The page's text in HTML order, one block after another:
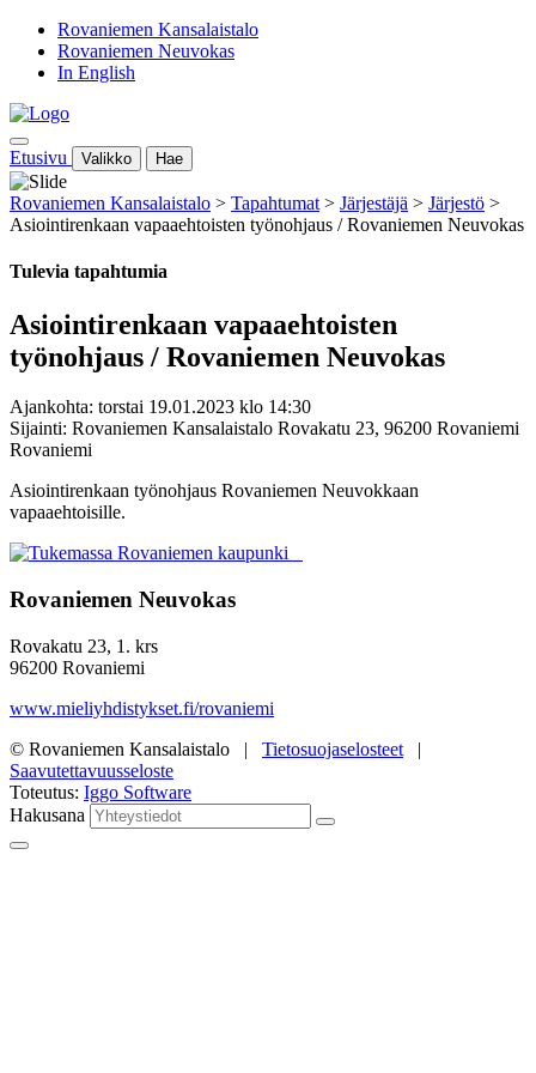
Rovaniemen Kansalaistalo
Rovaniemen Neuvokas
In English
Etusivu Valikko Hae
Rovaniemen Kansalaistalo > Tapahtumat > Järjestäjä > Järjestö >
Asiointirenkaan vapaaehtoisten työnohjaus / Rovaniemen Neuvokas
Tulevia tapahtumia
Asiointirenkaan vapaaehtoisten
työnohjaus / Rovaniemen Neuvokas
Ajankohta: torstai 19.01.2023 klo 14:30
Sijainti: Rovaniemen Kansalaistalo Rovakatu 23, 96200 Rovaniemi
Rovaniemi
Asiointirenkaan työnohjaus Rovaniemen Neuvokkaan
vapaaehtoisille.
Rovaniemen Neuvokas
Rovakatu 23, 1. krs
96200 Rovaniemi
www.mieliyhdistykset.fi/rovaniemi
© Rovaniemen Kansalaistalo | Tietosuojaselosteet |
Saavutettavuusseloste
Toteutus: Iggo Software
Hakusana